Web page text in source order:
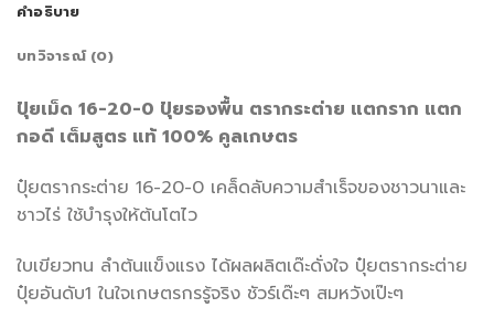
คำอธิบาย
บทวิจารณ์ (0)
ปุ๋ยเม็ด 16-20-0 ปุ๋ยรองพื้น ตรากระต่าย แตกราก แตก
กอดี เต็มสูตร แท้ 100% คูลเกษตร
ปุ๋ยตรากระต่าย 16-20-0 เคล็ดลับความสำเร็จของชาวนาและ
ชาวไร่ ใช้บำรุงให้ต้นโตไว
ใบเขียวทน ลำต้นแข็งแรง ได้ผลผลิตเด๊ะดั่งใจ ปุ๋ยตรากระต่าย
ปุ๋ยอันดับ1 ในใจเกษตรกรรู้จริง ชัวร์เด๊ะๆ สมหวังเป๊ะๆ